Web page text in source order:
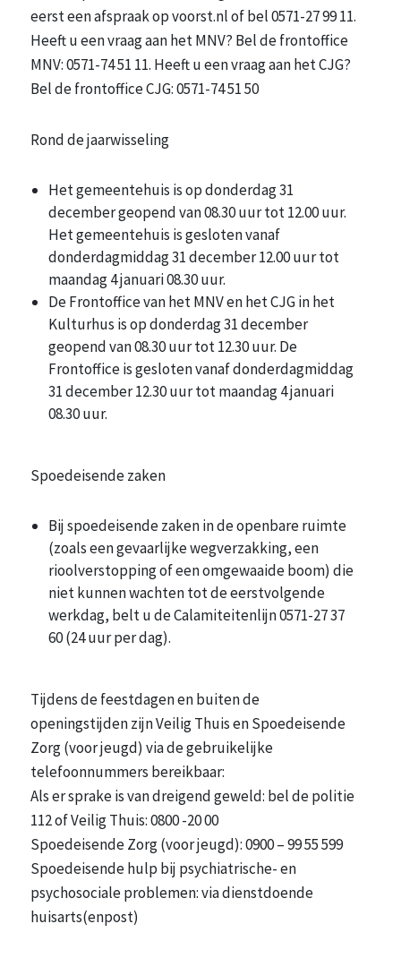
eerst een afspraak op voorst.nl of bel 0571-27 99 11.
Heeft u een vraag aan het MNV? Bel de frontoffice
MNV: 0571-74 51 11. Heeft u een vraag aan het CJG?
Bel de frontoffice CJG: 0571-74 51 50
Rond de jaarwisseling
Het gemeentehuis is op donderdag 31
december geopend van 08.30 uur tot 12.00 uur.
Het gemeentehuis is gesloten vanaf
donderdagmiddag 31 december 12.00 uur tot
maandag 4 januari 08.30 uur.
De Frontoffice van het MNV en het CJG in het
Kulturhus is op donderdag 31 december
geopend van 08.30 uur tot 12.30 uur. De
Frontoffice is gesloten vanaf donderdagmiddag
31 december 12.30 uur tot maandag 4 januari
08.30 uur.
Spoedeisende zaken
Bij spoedeisende zaken in de openbare ruimte
(zoals een gevaarlijke wegverzakking, een
rioolverstopping of een omgewaaide boom) die
niet kunnen wachten tot de eerstvolgende
werkdag, belt u de Calamiteitenlijn 0571-27 37
60 (24 uur per dag).
Tijdens de feestdagen en buiten de
openingstijden zijn Veilig Thuis en Spoedeisende
Zorg (voor jeugd) via de gebruikelijke
telefoonnummers bereikbaar:
Als er sprake is van dreigend geweld: bel de politie
112 of Veilig Thuis: 0800 -20 00
Spoedeisende Zorg (voor jeugd): 0900 – 99 55 599
Spoedeisende hulp bij psychiatrische- en
psychosociale problemen: via dienstdoende
huisarts(enpost)